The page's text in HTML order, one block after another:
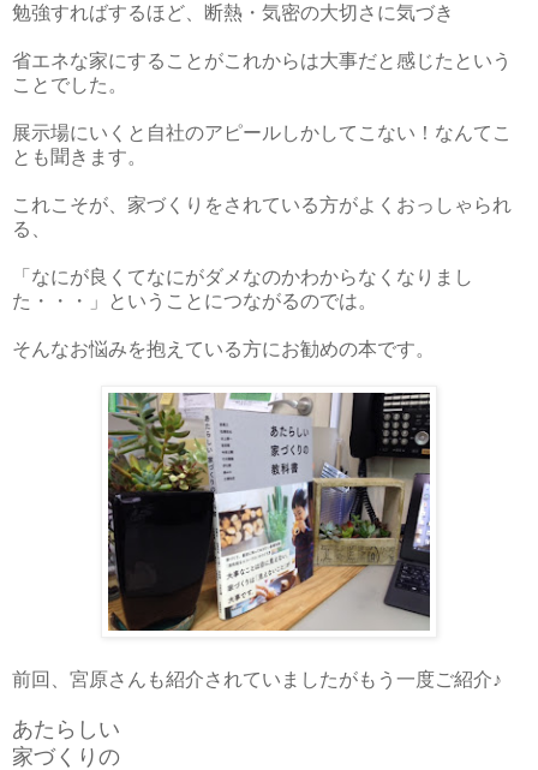
勉強すればするほど、断熱・気密の大切さに気づき
省エネな家にすることがこれからは大事だと感じたという
ことでした。
展示場にいくと自社のアピールしかしてこない！なんてこ
とも聞きます。
これこそが、家づくりをされている方がよくおっしゃられ
る、
「なにが良くてなにがダメなのかわからなくなりまし
た・・・」ということにつながるのでは。
そんなお悩みを抱えている方にお勧めの本です。
前回、宮原さんも紹介されていましたがもう一度ご紹介♪
あたらしい
家づくりの